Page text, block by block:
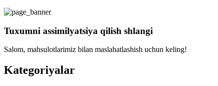
Tuxumni assimilyatsiya qilish shlangi
Salom, mahsulotlarimiz bilan maslahatlashish uchun keling!
Kategoriyalar